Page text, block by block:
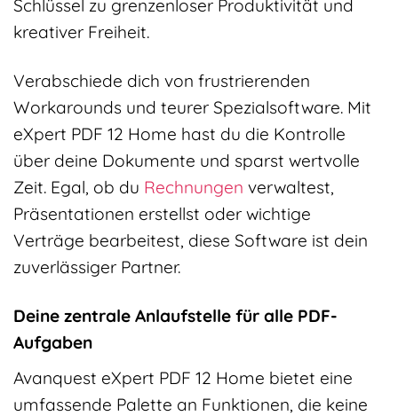
Schlüssel zu grenzenloser Produktivität und
kreativer Freiheit.
Verabschiede dich von frustrierenden
Workarounds und teurer Spezialsoftware. Mit
eXpert PDF 12 Home hast du die Kontrolle
über deine Dokumente und sparst wertvolle
Zeit. Egal, ob du Rechnungen verwaltest,
Präsentationen erstellst oder wichtige
Verträge bearbeitest, diese Software ist dein
zuverlässiger Partner.
Deine zentrale Anlaufstelle für alle PDF-
Aufgaben
Avanquest eXpert PDF 12 Home bietet eine
umfassende Palette an Funktionen, die keine